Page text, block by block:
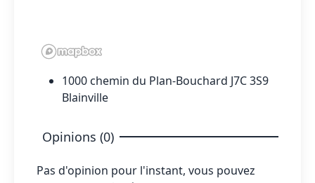
1000 chemin du Plan-Bouchard J7C 3S9
Blainville
Opinions (0)
Pas d'opinion pour l'instant, vous pouvez